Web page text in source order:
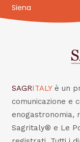
Siena
SAGRITALY è un
comunicazione e
enogastronomia,
Sagritaly® e Le